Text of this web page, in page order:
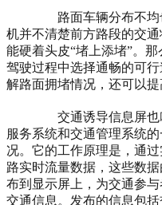
路面车辆分布不均
机并不清楚前方路段的交
能硬着头皮“堵上添堵”。
驾驶过程中选择通畅的可
解路面拥堵情况，还可以提
交通诱导信息屏也
服务系统和交通管理系统
况。它的工作原理是，通
路实时流量数据，这些数
布到显示屏上，为交通参
交通信息。发布的信息包